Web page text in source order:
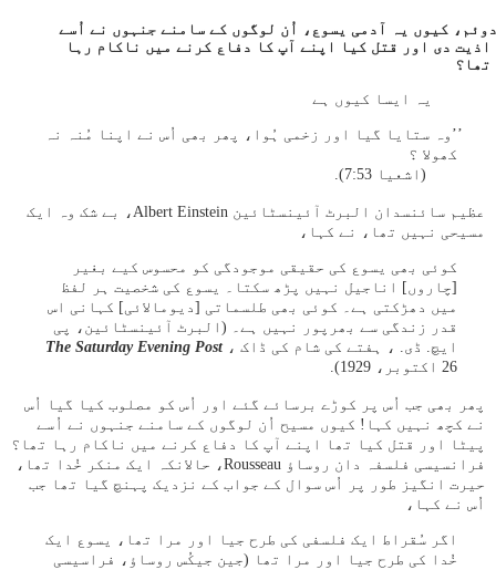
دوئم، کیوں یہ آدمی یسوع، اُن لوگوں کے سامنے جنہوں نے اُسے
اذیت دی اور قتل کیا اپنے آپ کا دفاع کرنے میں ناکام رہا
تھا؟
یہ ایسا کیوں ہے
’’وہ ستایا گیا اور زخمی ہُوا، پھر بھی اُس نے اپنا مُنہ نہ
کھولا ؟
(اشعیا 53:‏7).
عظیم سائنسدان البرٹ آئینسٹائین Albert Einstein، بے شک وہ ایک
مسیحی نہیں تھا، نے کہا،
کوئی بھی یسوع کی حقیقی موجودگی کو محسوس کیے بغیر
[چاروں] اناجیل نہیں پڑھ سکتا۔ یسوع کی شخصیت ہر لفظ
میں دھڑکتی ہے۔ کوئی بھی طلسماتی [دیومالائی] کہانی اس
قدر زندگی سے بھرپور نہیں ہے۔ (البرٹ آئینسٹائین، پی
ایچ. ڈی. ، ہفتے کی شام کی ڈاک
The Saturday Evening Post،
26 اکتوبر، 1929).
پھر بھی جب اُس پر کوڑے برسائے گئے اور اُس کو مصلوب کیا گیا اُس
نے کچھ نہیں کہا! کیوں مسیح اُن لوگوں کے سامنے جنہوں نے اُسے
پیٹا اور قتل کیا تھا اپنے آپ کا دفاع کرنے میں ناکام رہا تھا؟
فرانسیسی فلسفہ دان روساؤ Rousseau، حالانکہ ایک منکر خُدا تھا،
حیرت انگیز طور پر اُس سوال کے جواب کے نزدیک پہنچ گیا تھا جب
اُس نے کہا،
اگر سُقراط ایک فلسفی کی طرح جیا اور مرا تھا، یسوع ایک
خُدا کی طرح جیا اور مرا تھا (جین جیکُس روساؤ، فراسیسی